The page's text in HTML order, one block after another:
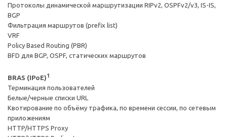
Протоколы динамической маршрутизации RIPv2, OSPFv2/v3, IS-IS,
BGP
Фильтрация маршрутов (prefix list)
VRF
Policy Based Routing (PBR)
BFD для BGP, OSPF, статических маршрутов
BRAS (IPoE)1
Терминация пользователей
Белые/черные списки URL
Квотирование по объёму трафика, по времени сессии, по сетевым
приложениям
HTTP/HTTPS Proxy